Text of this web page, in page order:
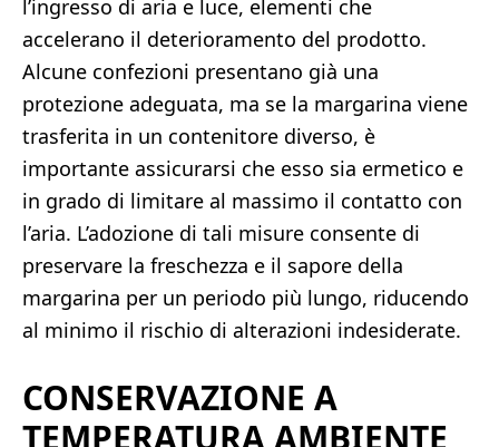
l’ingresso di aria e luce, elementi che
accelerano il deterioramento del prodotto.
Alcune confezioni presentano già una
protezione adeguata, ma se la margarina viene
trasferita in un contenitore diverso, è
importante assicurarsi che esso sia ermetico e
in grado di limitare al massimo il contatto con
l’aria. L’adozione di tali misure consente di
preservare la freschezza e il sapore della
margarina per un periodo più lungo, riducendo
al minimo il rischio di alterazioni indesiderate.
CONSERVAZIONE A
TEMPERATURA AMBIENTE